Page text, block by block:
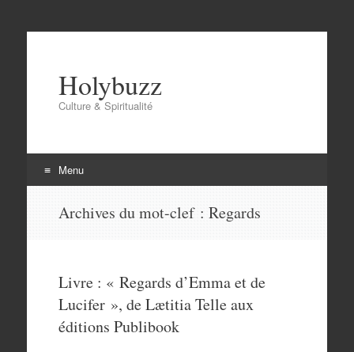
Holybuzz
Culture & Spiritualité
Menu
Archives du mot-clef : Regards
Livre : « Regards d’Emma et de
Lucifer », de Lætitia Telle aux
éditions Publibook